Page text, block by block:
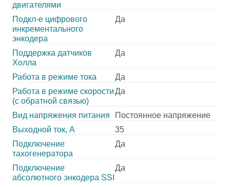
двигателями
Подкл-е цифрового
инкрементального
энкодера
Да
Поддержка датчиков
Холла
Да
Работа в режиме тока
Да
Работа в режиме скорости
(с обратной связью)
Да
Вид напряжения питания
Постоянное напряжение
Выходной ток, А
35
Подключение
тахогенератора
Да
Подключение
абсолютного энкодера SSI
Да